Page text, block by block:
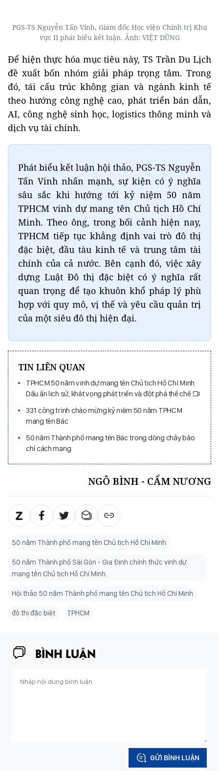
PGS-TS Nguyễn Tấn Vinh, Giám đốc Học viện Chính trị Khu
vực II phát biểu kết luận. Ảnh: VIỆT DŨNG
Để hiện thực hóa mục tiêu này, TS Trần Du Lịch
đề xuất bốn nhóm giải pháp trọng tâm. Trong
đó, tái cấu trúc không gian và ngành kinh tế
theo hướng công nghệ cao, phát triển bán dẫn,
AI, công nghệ sinh học, logistics thông minh và
dịch vụ tài chính.
Phát biểu kết luận hội thảo, PGS-TS Nguyễn
Tấn Vinh nhấn mạnh, sự kiện có ý nghĩa
sâu sắc khi hướng tới kỷ niệm 50 năm
TPHCM vinh dự mang tên Chủ tịch Hồ Chí
Minh. Theo ông, trong bối cảnh hiện nay,
TPHCM tiếp tục khẳng định vai trò đô thị
đặc biệt, đầu tàu kinh tế và trung tâm tài
chính của cả nước. Bên cạnh đó, việc xây
dựng Luật Đô thị đặc biệt có ý nghĩa rất
quan trọng để tạo khuôn khổ pháp lý phù
hợp với quy mô, vị thế và yêu cầu quản trị
của một siêu đô thị hiện đại.
TIN LIÊN QUAN
TPHCM 50 năm vinh dự mang tên Chủ tịch Hồ Chí Minh:
Dấu ấn lịch sử, khát vọng phát triển và đột phá thể chế
331 công trình chào mừng kỷ niệm 50 năm TPHCM
mang tên Bác
50 năm Thành phố mang tên Bác trong dòng chảy báo
chí cách mạng
NGÔ BÌNH - CẨM NƯƠNG
50 năm Thành phố mang tên Chủ tịch Hồ Chí Minh
50 năm Thành phố Sài Gòn - Gia Định chính thức vinh dự
mang tên Chủ tịch Hồ Chí Minh.
Hội thảo 50 năm Thành phố mang tên Chủ tịch Hồ Chí Minh
đô thị đặc biệt TPHCM
BÌNH LUẬN
GỬI BÌNH LUẬN